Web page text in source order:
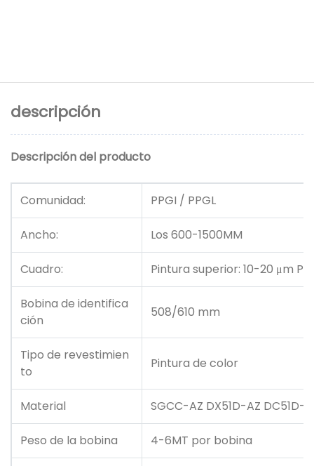
descripción
Descripción del producto
Comunidad: PPGI / PPGL
Ancho: Los 600-1500MM
Cuadro: Pintura superior: 10-20 μm
Bobina de identifica
ción
508/610 mm
Tipo de revestimien
to
Pintura de color
Material SGCC-AZ DX51D-AZ DC51D-
Peso de la bobina 4-6MT por bobina